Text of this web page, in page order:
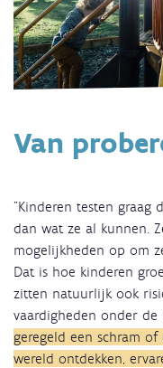
Van
"Kinderen testen
dan wat ze al kunnen.
mogelijkheden op om
Dat is hoe kinderen
zitten natuurlijk ook
vaardigheden onder de
geregeld een schram
wereld ontdekken,